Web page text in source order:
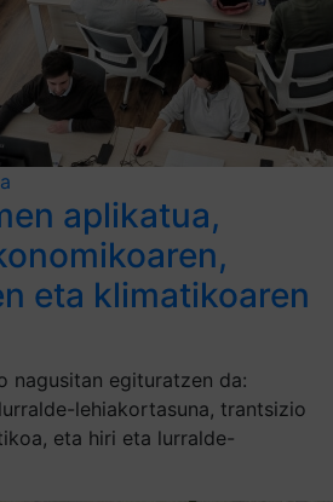
aplikatua,
eta klimatikoaren
nagusitan egituratzen da:
lehiakortasuna, trantsizio
eta hiri eta lurralde-